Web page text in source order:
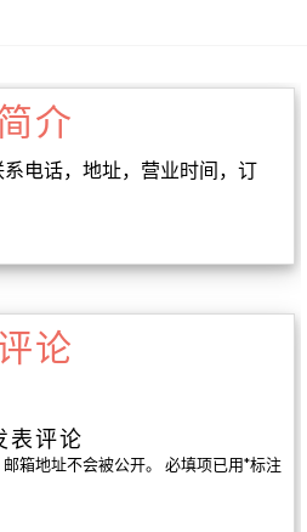
介
电话，地址，营业时间，订
论
表评论
邮箱地址不会被公开。 必填项已用*标注